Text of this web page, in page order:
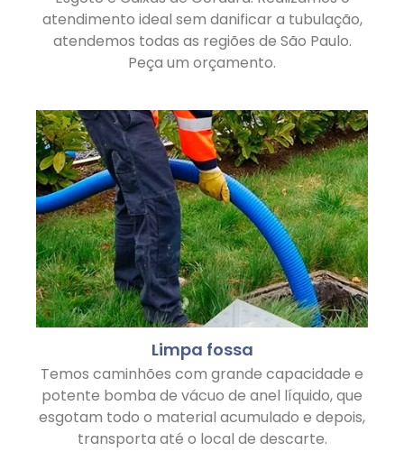
atendimento ideal sem danificar a tubulação,
atendemos todas as regiões de São Paulo.
Peça um orçamento.
Limpa fossa
Temos caminhões com grande capacidade e
potente bomba de vácuo de anel líquido, que
esgotam todo o material acumulado e depois,
transporta até o local de descarte.